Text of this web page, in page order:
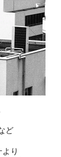
ど
り